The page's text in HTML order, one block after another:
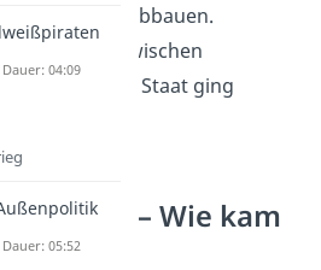
abbauen.
Vertrauen
zwischen
und Staat ging
Putsch – Wie kam
04:09
05:52